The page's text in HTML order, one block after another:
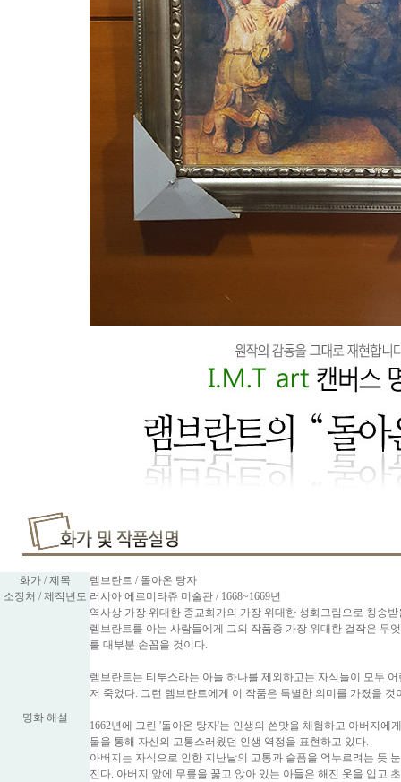
화가 / 제목
렘브란트 / 돌아온 탕자
소장처 / 제작년도 러시아 에르미타쥬 미술관 / 1668~1669년
명화 해설
역사상 가장 위대한 종교화가의 가장 위대한 성화그림으로 칭송
렘브란트를 아는 사람들에게 그의 작품중 가장 위대한 걸작은 무
를 대부분 손꼽을 것이다.
렘브란트는 티투스라는 아들 하나를 제외하고는 자식들이 모두
저 죽었다. 그런 렘브란트에게 이 작품은 특별한 의미를 가졌을 것
1662년에 그린 '돌아온 탕자'는 인생의 쓴맛을 체험하고 아버지에
물을 통해 자신의 고통스러웠던 인생 역정을 표현하고 있다.
아버지는 자식으로 인한 지난날의 고통과 슬픔을 억누르려는 듯
진다. 아버지 앞에 무릎을 꿇고 앉아 있는 아들은 해진 옷을 입고